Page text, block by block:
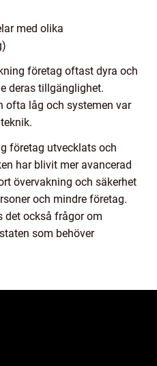
med olika
företag oftast dyra och
deras tillgänglighet.
ofta låg och systemen var
företag utvecklats och
har blivit mer avancerad
övervakning och säkerhet
och mindre företag.
det också frågor om
som behöver